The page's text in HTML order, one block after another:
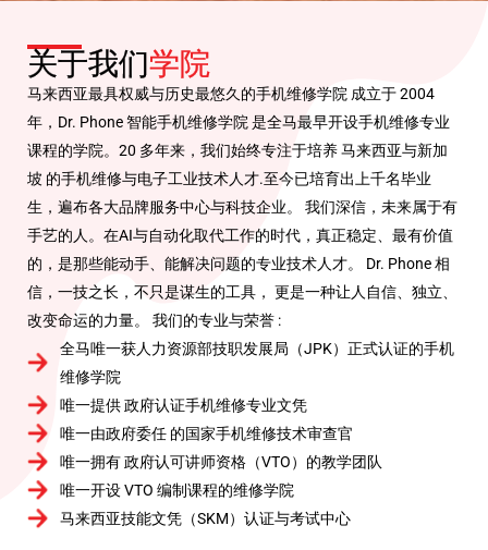
4个月，让小白变手
机主板高手！
政府认证 SKM 文凭
从零基础到独立维修师，包教包会
政府认证课程｜A to Z教学｜马新工作推荐
课程介绍 学生见证
关于我们学院
马来西亚最具权威与历史最悠久的手机维修学院 成立于 2004
年，Dr. Phone 智能手机维修学院 是全马最早开设手机维修专业
课程的学院。20 多年来，我们始终专注于培养 马来西亚与新加
坡 的手机维修与电子工业技术人才.至今已培育出上千名毕业
生，遍布各大品牌服务中心与科技企业。 我们深信，未来属于有
手艺的人。在AI与自动化取代工作的时代，真正稳定、最有价值
的，是那些能动手、能解决问题的专业技术人才。 Dr. Phone 相
信，一技之长，不只是谋生的工具， 更是一种让人自信、独立、
改变命运的力量。 我们的专业与荣誉 :
全马唯一获人力资源部技职发展局（JPK）正式认证的手机
维修学院
唯一提供 政府认证手机维修专业文凭
唯一由政府委任 的国家手机维修技术审查官
唯一拥有 政府认可讲师资格（VTO）的教学团队
唯一开设 VTO 编制课程的维修学院
马来西亚技能文凭（SKM）认证与考试中心